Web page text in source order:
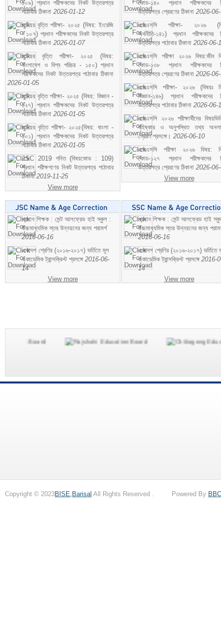
১০৯) প্রধান পরীক্ষকদের নিকট উত্তরপত্র
পাঠাবার ঠিকানা 2026-01-12
জুনিয়র বৃত্তি পরীক্ষা- ২০২৫ (বিষয়: ইংরেজি
- ১০৭) প্রধান পরীক্ষকদের নিকট উত্তরপত্র
পাঠাবার ঠিকানা 2026-01-07
জুনিয়র বৃত্তি পরীক্ষা- ২০২৫ (বিষয়:
বাংলাদেশ ও বিশ্ব পরিচয় - ১৫০) প্রধান
পরীক্ষকদের নিকট উত্তরপত্র পাঠাবার ঠিকানা
2026-01-05
জুনিয়র বৃত্তি পরীক্ষা- ২০২৫ (বিষয়: বিজ্ঞান -
১২৭) প্রধান পরীক্ষকদের নিকট উত্তরপত্র
পাঠাবার ঠিকানা 2026-01-05
জুনিয়র বৃত্তি পরীক্ষা- ২০২৫(বিষয়: বাংলা -
১০১) প্রধান পরীক্ষকদের নিকট উত্তরপত্র
পাঠাবার ঠিকানা 2026-01-05
JSC 2019 গনিত (বিষয়কোড : 109)
প্রধান পরীক্ষগণের নিকট উত্তরপত্র পাঠাবার
ঠিকানা2019-11-25
View more
কোড-১৪০ প্রধান পরীক্ষকদের
উত্তরপত্র প্রেরণের ঠিকানা 2026-
এসএসসি পরীক্ষা- ২০২৬
অর্থনীতি-১৪১) প্রধান পরীক্ষকদের
উত্তরপত্র পাঠাবার ঠিকানা 2026-06-
এসএসসি পরীক্ষা ২০২৬ বিষয়:জীব
কোড-১৩৮ প্রধান পরীক্ষকদের
উত্তরপত্র প্রেরণের ঠিকানা 2026-
এসএসসি পরীক্ষা- ২০২৬ (বিষয়ঃ
বিজ্ঞান-১৪৬) প্রধান পরীক্ষকদের
উত্তরপত্র পাঠাবার ঠিকানা 2026-06-
এসএসসি ২০২৬ পরীক্ষার্থীদের
বহিষ্কার ও অনুপস্থিত তথ্য
প্রেরণ প্রসঙ্গে। 2026-06-10
এসএসসি পরীক্ষা ২০২৬ বিষয়:
কোড-১২৭ প্রধান পরীক্ষকদের
উত্তরপত্র প্রেরণের ঠিকানা 2026-
View more
প্রধান শিক্ষক : সেন্ট আলফ্রেড হাই স্কুল :
উচ্চমাধ্যমিক স্তর উন্নয়নের জন্য পরামর্শ
2016-06-16
একাদশ শ্রেণির (২০১৬-২০১৭) ভর্তিতে মূল
একাডেমিক ট্রান্সক্রিপ্ট প্রসঙ্গে 2016-06-
14
View more
প্রধান শিক্ষক : সেন্ট আলফ্রেড হাই
উচ্চমাধ্যমিক স্তর উন্নয়নের জন্য
2016-06-16
একাদশ শ্রেণির (২০১৬-২০১৭) ভর্তিতে
একাডেমিক ট্রান্সক্রিপ্ট প্রসঙ্গে 2016-
14
View more
Copyright © 2023BISE,Barisal All Rights Reserved . Powered By